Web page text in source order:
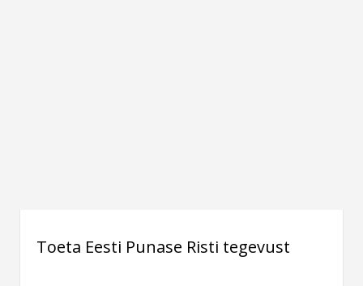
Toeta Eesti Punase Risti tegevust